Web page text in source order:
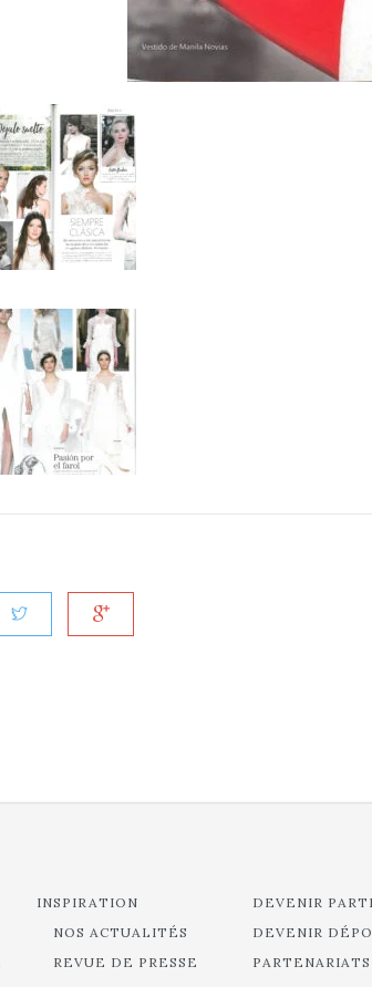
INSPIRATION
NOS ACTUALITÉS
REVUE DE PRESSE
DEVENIR
DEVENIR
PARTENARIATS